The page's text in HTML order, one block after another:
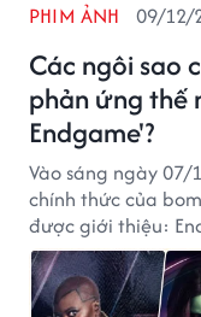
Các ngôi sao
phản ứng thế
Endgame'?
PHIM ẢNH 09/12/
Vào sáng ngày
chính thức của
được giới thiệu:
người hâm mộ,
Marvel nhận xét